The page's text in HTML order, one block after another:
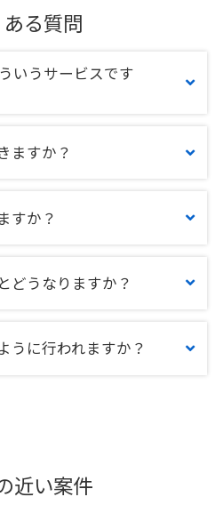
ある質問
いうサービスです
ますか？
すか？
どうなりますか？
うに行われますか？
近い案件